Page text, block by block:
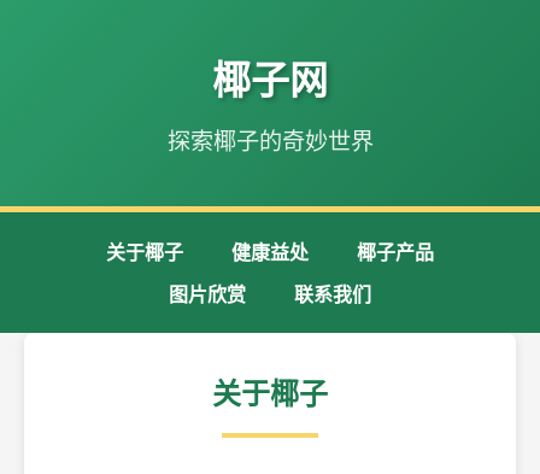
椰子网
探索椰子的奇妙世界
关于椰子 健康益处
椰子产品
图片欣赏
联系我们
关于椰子